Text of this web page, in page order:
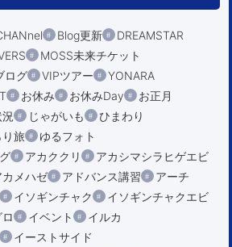
Blog更新
DREAMSTAR
MOSS未来チケット
ログ VIPツアー
YONARA
お休み お休みDay
お正月
じゃがいも
ひまわり
旅
ゆるフォト
アカククリ
アカシマシラヒゲエビ
カメハゼ アドバンス講習
アーチ
イソギンチャク
イソギンチャクエビ
イベント
イルカ
イーストサイド